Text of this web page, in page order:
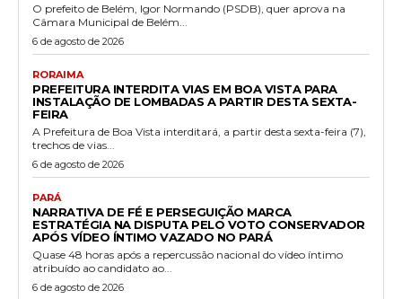
O prefeito de Belém, Igor Normando (PSDB), quer aprova na
Câmara Municipal de Belém...
6 de agosto de 2026
RORAIMA
PREFEITURA INTERDITA VIAS EM BOA VISTA PARA
INSTALAÇÃO DE LOMBADAS A PARTIR DESTA SEXTA-
FEIRA
A Prefeitura de Boa Vista interditará, a partir desta sexta-feira (7),
trechos de vias...
6 de agosto de 2026
PARÁ
NARRATIVA DE FÉ E PERSEGUIÇÃO MARCA
ESTRATÉGIA NA DISPUTA PELO VOTO CONSERVADOR
APÓS VÍDEO ÍNTIMO VAZADO NO PARÁ
Quase 48 horas após a repercussão nacional do vídeo íntimo
atribuído ao candidato ao...
6 de agosto de 2026